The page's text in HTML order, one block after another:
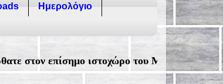
Ημερολόγιο
ιστοχώρο του Μορφωτικού Συλλόγου